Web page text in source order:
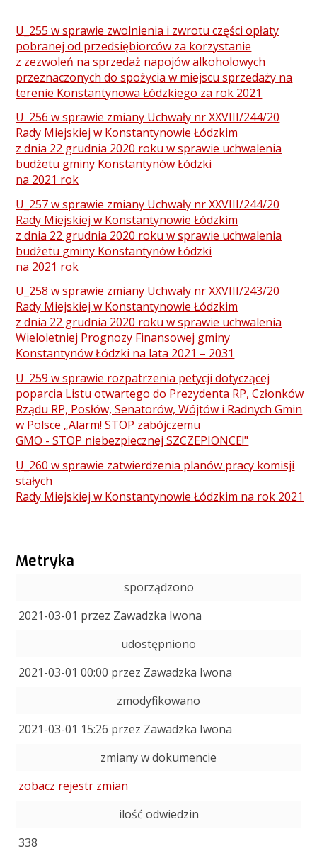
U_255 w sprawie zwolnienia i zwrotu części opłaty
pobranej od przedsiębiorców za korzystanie
z zezwoleń na sprzedaż napojów alkoholowych
przeznaczonych do spożycia w miejscu sprzedaży na
terenie Konstantynowa Łódzkiego za rok 2021
U_256 w sprawie zmiany Uchwały nr XXVIII/244/20
Rady Miejskiej w Konstantynowie Łódzkim
z dnia 22 grudnia 2020 roku w sprawie uchwalenia
budżetu gminy Konstantynów Łódzki
na 2021 rok
U_257 w sprawie zmiany Uchwały nr XXVIII/244/20
Rady Miejskiej w Konstantynowie Łódzkim
z dnia 22 grudnia 2020 roku w sprawie uchwalenia
budżetu gminy Konstantynów Łódzki
na 2021 rok
U_258 w sprawie zmiany Uchwały nr XXVIII/243/20
Rady Miejskiej w Konstantynowie Łódzkim
z dnia 22 grudnia 2020 roku w sprawie uchwalenia
Wieloletniej Prognozy Finansowej gminy
Konstantynów Łódzki na lata 2021 – 2031
U_259 w sprawie rozpatrzenia petycji dotyczącej
poparcia Listu otwartego do Prezydenta RP, Członków
Rządu RP, Posłów, Senatorów, Wójtów i Radnych Gmin
w Polsce „Alarm! STOP zabójczemu
GMO - STOP niebezpiecznej SZCZEPIONCE!"
U_260 w sprawie zatwierdzenia planów pracy komisji
stałych
Rady Miejskiej w Konstantynowie Łódzkim na rok 2021
Metryka
sporządzono
2021-03-01 przez Zawadzka Iwona
udostępniono
2021-03-01 00:00 przez Zawadzka Iwona
zmodyfikowano
2021-03-01 15:26 przez Zawadzka Iwona
zmiany w dokumencie
zobacz rejestr zmian
ilość odwiedzin
338